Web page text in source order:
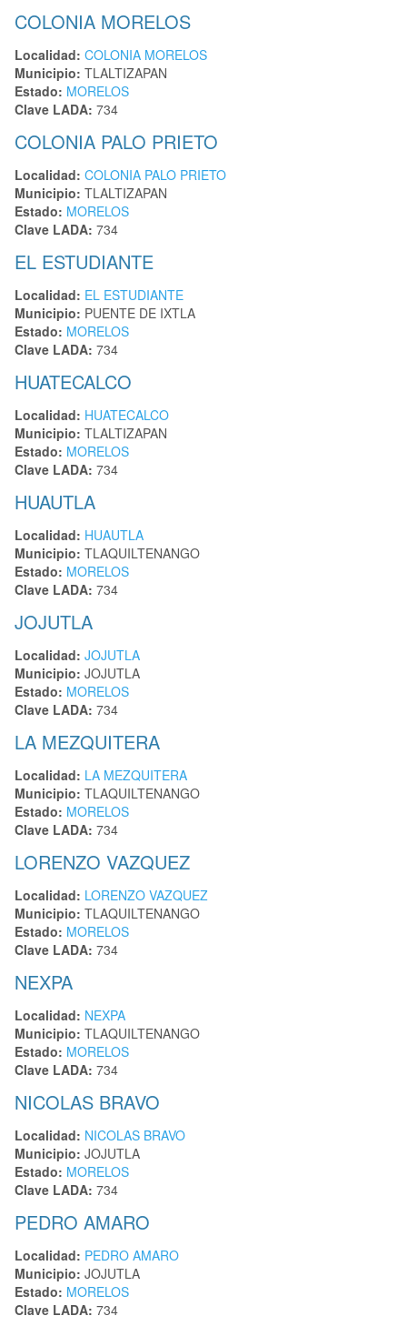
COLONIA MORELOS
Localidad: COLONIA MORELOS
Municipio: TLALTIZAPAN
Estado: MORELOS
Clave LADA: 734
COLONIA PALO PRIETO
Localidad: COLONIA PALO PRIETO
Municipio: TLALTIZAPAN
Estado: MORELOS
Clave LADA: 734
EL ESTUDIANTE
Localidad: EL ESTUDIANTE
Municipio: PUENTE DE IXTLA
Estado: MORELOS
Clave LADA: 734
HUATECALCO
Localidad: HUATECALCO
Municipio: TLALTIZAPAN
Estado: MORELOS
Clave LADA: 734
HUAUTLA
Localidad: HUAUTLA
Municipio: TLAQUILTENANGO
Estado: MORELOS
Clave LADA: 734
JOJUTLA
Localidad: JOJUTLA
Municipio: JOJUTLA
Estado: MORELOS
Clave LADA: 734
LA MEZQUITERA
Localidad: LA MEZQUITERA
Municipio: TLAQUILTENANGO
Estado: MORELOS
Clave LADA: 734
LORENZO VAZQUEZ
Localidad: LORENZO VAZQUEZ
Municipio: TLAQUILTENANGO
Estado: MORELOS
Clave LADA: 734
NEXPA
Localidad: NEXPA
Municipio: TLAQUILTENANGO
Estado: MORELOS
Clave LADA: 734
NICOLAS BRAVO
Localidad: NICOLAS BRAVO
Municipio: JOJUTLA
Estado: MORELOS
Clave LADA: 734
PEDRO AMARO
Localidad: PEDRO AMARO
Municipio: JOJUTLA
Estado: MORELOS
Clave LADA: 734